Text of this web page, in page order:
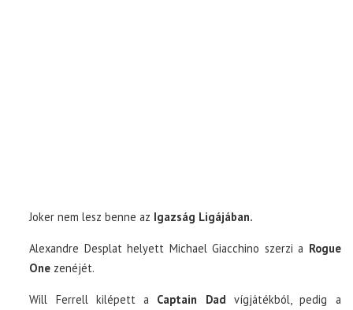
Joker nem lesz benne az Igazság Ligájában.
Alexandre Desplat helyett Michael Giacchino szerzi a Rogue
One zenéjét.
Will Ferrell kilépett a Captain Dad vígjátékból, pedig a